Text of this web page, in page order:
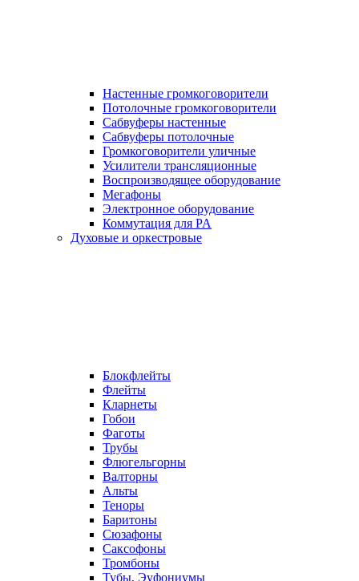
Настенные громкоговорители
Потолочные громкоговорители
Сабвуферы настенные
Сабвуферы потолочные
Громкоговорители уличные
Усилители трансляционные
Воспроизводящее оборудование
Мегафоны
Электронное оборудование
Коммутация для PA
Духовые и оркестровые
Блокфлейты
Флейты
Кларнеты
Гобои
Фаготы
Трубы
Флюгельгорны
Валторны
Альты
Теноры
Баритоны
Сюзафоны
Саксофоны
Тромбоны
Тубы, Эуфониумы